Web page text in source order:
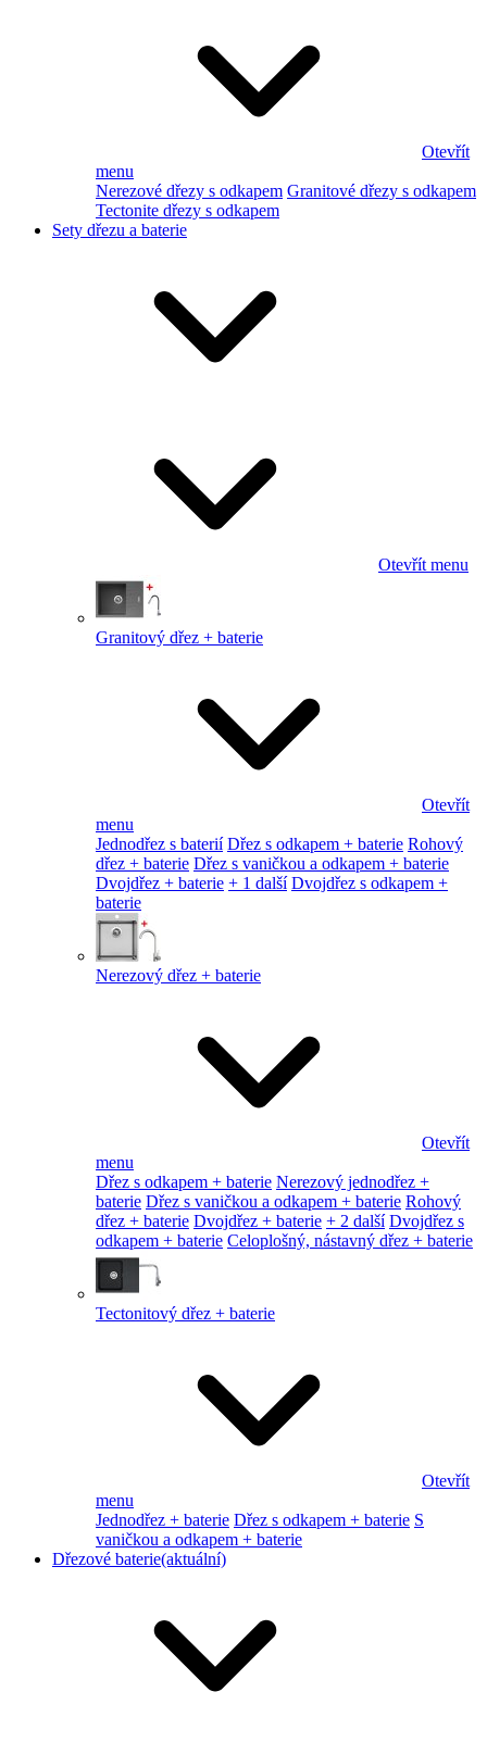
Otevřít
menu
Nerezové dřezy s odkapem Granitové dřezy s odkapem
Tectonite dřezy s odkapem
Sety dřezu a baterie
Otevřít menu
Granitový dřez + baterie
Otevřít
menu
Jednodřez s baterií Dřez s odkapem + baterie Rohový
dřez + baterie Dřez s vaničkou a odkapem + baterie
Dvojdřez + baterie + 1 další Dvojdřez s odkapem +
baterie
Nerezový dřez + baterie
Otevřít
menu
Dřez s odkapem + baterie Nerezový jednodřez +
baterie Dřez s vaničkou a odkapem + baterie Rohový
dřez + baterie Dvojdřez + baterie + 2 další Dvojdřez s
odkapem + baterie Celoplošný, nástavný dřez + baterie
Tectonitový dřez + baterie
Otevřít
menu
Jednodřez + baterie Dřez s odkapem + baterie S
vaničkou a odkapem + baterie
Dřezové baterie(aktuální)